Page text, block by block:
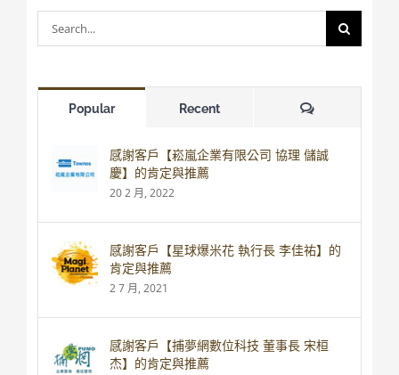
Search
for:
Popular Recent Comments
感謝客戶【崧嵐企業有限公司 協理 儲誠
慶】的肯定與推薦
20 2 月, 2022
感謝客戶【星球爆米花 執行長 李佳祐】的
肯定與推薦
2 7 月, 2021
感謝客戶【捕夢網數位科技 董事長 宋桓
杰】的肯定與推薦